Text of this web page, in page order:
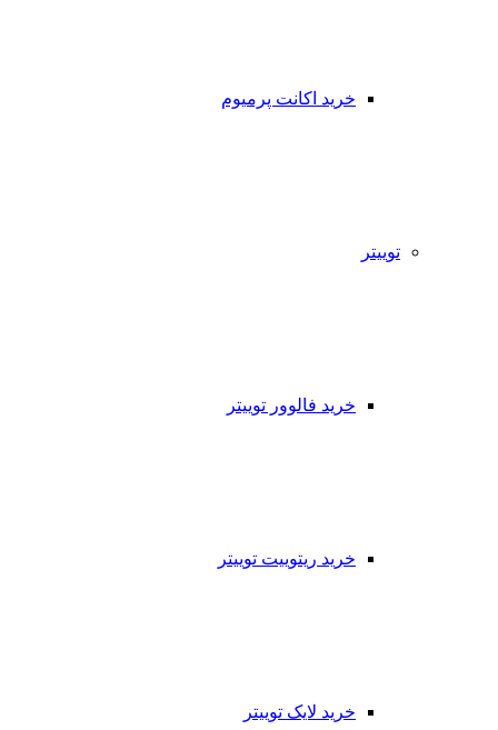
خرید اکانت پرمیوم
توییتر
خرید فالوور توییتر
خرید ریتوییت توییتر
خرید لایک توییتر